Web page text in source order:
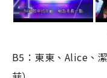
B5：東東、Alice、